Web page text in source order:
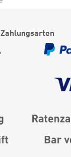
Zahlungsarten